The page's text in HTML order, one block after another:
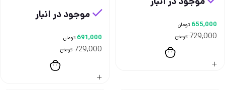
729,000 تومان
655,000 تومان
موجود در انبار
729,000 تومان
691,000 تومان